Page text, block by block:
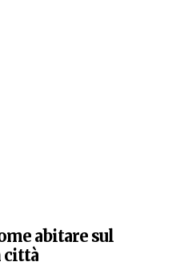
abitare sul
città